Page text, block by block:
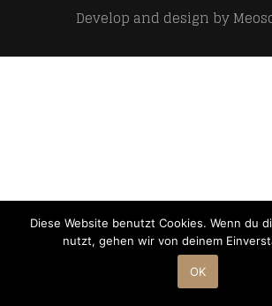
Develop and design by
Diese Website benutzt Cookies. Wenn du
nutzt, gehen wir von deinem
OK